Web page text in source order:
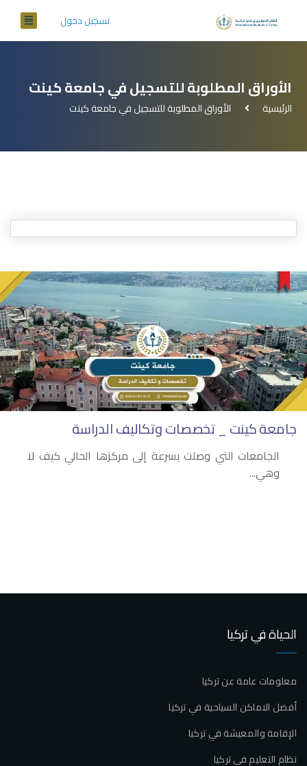
تسجيل دخول
الأوراق المطلوبة للتسجيل في جامعة كينت
الرئيسية الأوراق المطلوبة للتسجيل في جامعة كينت
جامعة كينت _ تخصصات وتكاليف الدراسة
الجامعات التي وصلت بسرعة إلى مركزها الحالي كيف لا
وهي...
الحياة في تركيا
معلومات عامة عن تركيا
أفضل الاماكن السياحية في تركيا
الإقامة والمعيشة في تركيا
نظام التعليم في تركيا